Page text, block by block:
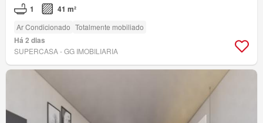
1 41 m²
Ar Condicionado Totalmente mobiliado
Há 2 dias
SUPERCASA - GG IMOBILIARIA